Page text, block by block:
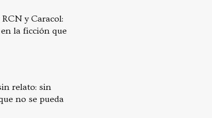
y Caracol:
la ficción que
relato: sin
no se pueda